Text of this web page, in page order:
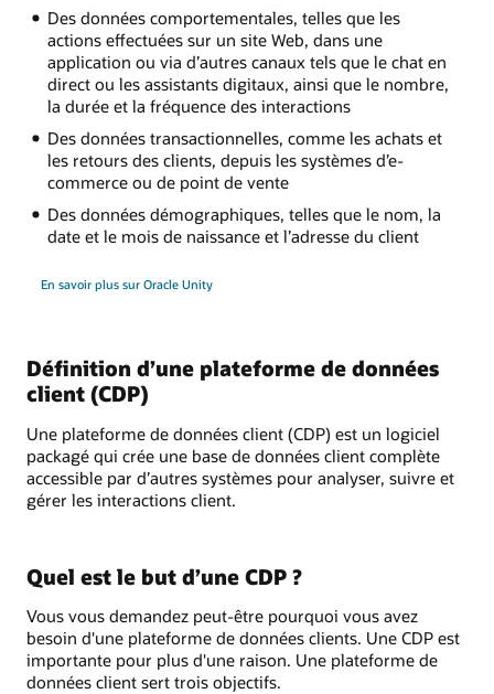
Des données comportementales, telles que les
actions effectuées sur un site Web, dans une
application ou via d’autres canaux tels que le chat en
direct ou les assistants digitaux, ainsi que le nombre,
la durée et la fréquence des interactions
Des données transactionnelles, comme les achats et
les retours des clients, depuis les systèmes d’e-
commerce ou de point de vente
Des données démographiques, telles que le nom, la
date et le mois de naissance et l’adresse du client
En savoir plus sur Oracle Unity
Définition d’une plateforme de données
client (CDP)
Une plateforme de données client (CDP) est un logiciel
packagé qui crée une base de données client complète
accessible par d’autres systèmes pour analyser, suivre et
gérer les interactions client.
Quel est le but d’une CDP ?
Vous vous demandez peut-être pourquoi vous avez
besoin d'une plateforme de données clients. Une CDP est
importante pour plus d'une raison. Une plateforme de
données client sert trois objectifs.